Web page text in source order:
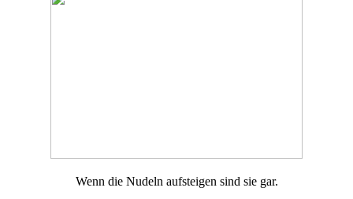
Wenn die Nudeln aufsteigen sind sie gar.